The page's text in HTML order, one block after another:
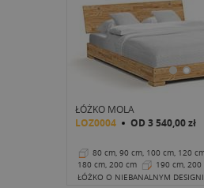
ŁÓŻKO MOLA
LOZ0004 OD 3 540,00 zł
80 cm, 90 cm, 100 cm, 120
180 cm, 200 cm
190 cm, 200
cm
22 cm
ŁÓŻKO O NIEBANALNYM